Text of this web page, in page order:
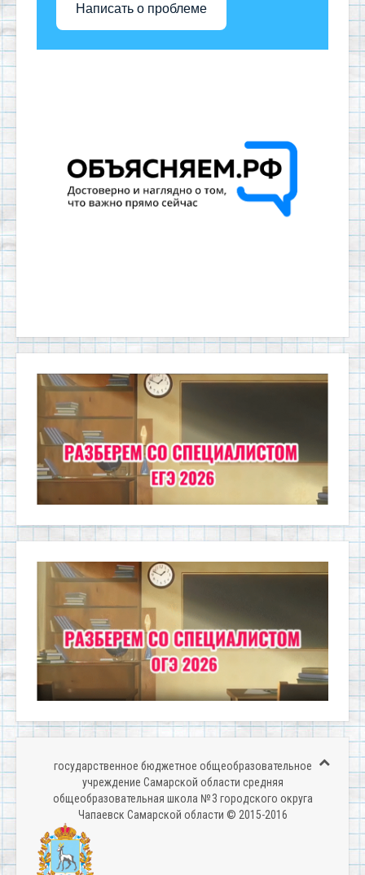
Написать о проблеме
государственное бюджетное общеобразовательное
учреждение Самарской области средняя
общеобразовательная школа № 3 городского округа
Чапаевск Самарской области © 2015-2016